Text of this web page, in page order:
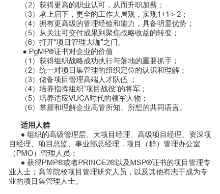
（2）获得更高的职业认可，从而升职加薪；
（3）承上启下，更全的工作大局观，实现1+1＞2；
（4）拥有更高级的管理经验和能力，具备明显优势；
（5）从关注可交付成果到聚焦战略收益的转变；
（6）打开“项目管理大咖”之门。
● PgMP®证书对企业的价值
（1）获得组织战略成功执行与落地的重要抓手；
（2）统一对项目集管理的组织定位的认识和理解；
（3）储备项目管理高端人才队伍 ；
（4）培养指挥组织“项目战役”的将军；
（5）培养适应VUCA时代的领军人物；
（6）掌握和理解企业高管所知、所想的共同语言。
适用人群
● 组织的高级管理层、大项目经理、高级项目经理、资深项
目经理、项目总监、事业部总经理，项目（群）管理办公室
（PMO）管理人员；
● 获得PMP®或者PRINCE2®以及MSP®证书的项目管理专
业人士；高等院校项目管理研究人员，以及其他有志于成为专
业的项目集管理人士。